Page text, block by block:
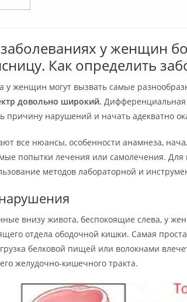
у женщин
Как определить
у женщин могут вызвать самые
довольно широкий. Дифференциальная
причину нарушений и начать адекватно
все нюансы, особенности анамнеза,
попытки лечения или самолечения. Для
методов лабораторной и
внизу живота, беспокоящие слева, у
отдела ободочной кишки. Самая
белковой пищей или волокнами
желудочно-кишечного тракта.